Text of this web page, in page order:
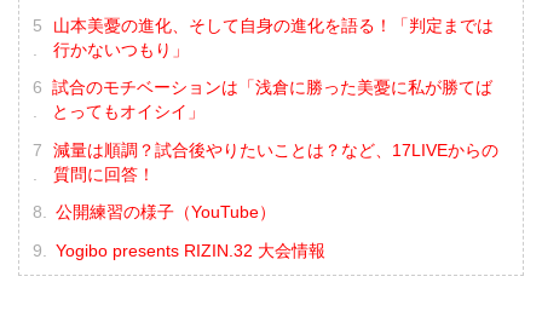
山本美憂の進化、そして自身の進化を語る！「判定までは
行かないつもり」
試合のモチベーションは「浅倉に勝った美憂に私が勝てば
とってもオイシイ」
減量は順調？試合後やりたいことは？など、17LIVEからの
質問に回答！
公開練習の様子（YouTube）
Yogibo presents RIZIN.32 大会情報